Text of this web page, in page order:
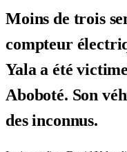
Moins de trois
compteur
Yala a été
Aboboté. Son
des inconnus.